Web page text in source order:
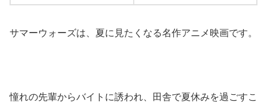
サマーウォーズは、夏に見たくなる名作アニメ映画です。
憧れの先輩からバイトに誘われ、田舎で夏休みを過ごすこ